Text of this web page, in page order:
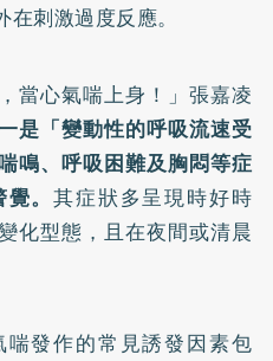
刺激過度反應。
當心氣喘上身！」張嘉凌
是「變動性的呼吸流速受
鳴、呼吸困難及胸悶等症
覺。其症狀多呈現時好時
化型態，且在夜間或清晨
發作的常見誘發因素包